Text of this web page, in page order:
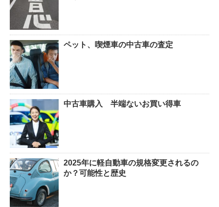
ペット、喫煙車の中古車の査定
中古車購入 半端ないお買い得車
2025年に軽自動車の規格変更されるの
か？可能性と歴史